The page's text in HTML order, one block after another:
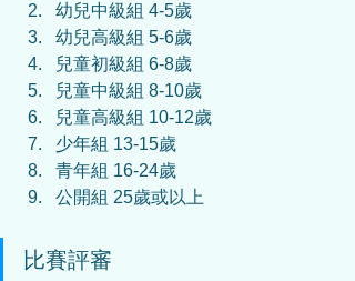
幼兒中級組 4-5歲
幼兒高級組 5-6歲
兒童初級組 6-8歲
兒童中級組 8-10歲
兒童高級組 10-12歲
少年組 13-15歲
青年組 16-24歲
公開組 25歲或以上
比賽評審